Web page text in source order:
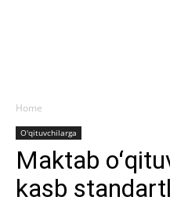
Home
O'qituvchilarga
Maktab
kasb